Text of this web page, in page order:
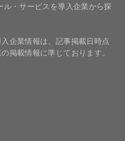
ル・サービスを導入企業から探
企業情報は、記事掲載日時点
掲載情報に準じております。